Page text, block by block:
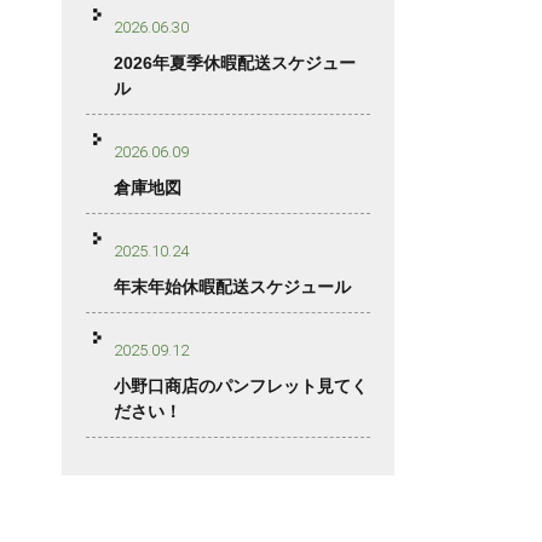
2026.06.30
2026年夏季休暇配送スケジュー
ル
2026.06.09
倉庫地図
2025.10.24
年末年始休暇配送スケジュール
2025.09.12
小野口商店のパンフレット見てく
ださい！